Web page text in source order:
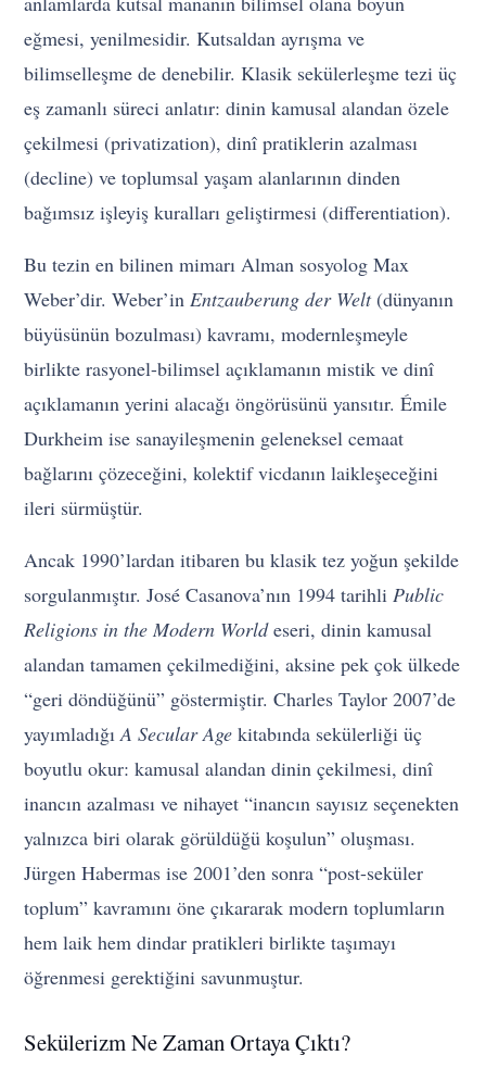
eğmesi, yenilmesidir. Kutsaldan ayrışma ve
bilimselleşme de denebilir. Klasik sekülerleşme tezi üç
eş zamanlı süreci anlatır: dinin kamusal alandan özele
çekilmesi (privatization), dinî pratiklerin azalması
(decline) ve toplumsal yaşam alanlarının dinden
bağımsız işleyiş kuralları geliştirmesi (differentiation).
Bu tezin en bilinen mimarı Alman sosyolog Max
Weber’dir. Weber’inEntzauberung der Welt(dünyanın
büyüsünün bozulması) kavramı, modernleşmeyle
birlikte rasyonel-bilimsel açıklamanın mistik ve dinî
açıklamanın yerini alacağı öngörüsünü yansıtır. Émile
Durkheim ise sanayileşmenin geleneksel cemaat
bağlarını çözeceğini, kolektif vicdanın laikleşeceğini
ileri sürmüştür.
Ancak 1990’lardan itibaren bu klasik tez yoğun şekilde
sorgulanmıştır. José Casanova’nın 1994 tarihliPublic
Religions in the Modern Worldeseri, dinin kamusal
alandan tamamen çekilmediğini, aksine pek çok ülkede
“geri döndüğünü” göstermiştir. Charles Taylor 2007’de
yayımladığıA Secular Age kitabında sekülerliği üç
boyutlu okur: kamusal alandan dinin çekilmesi, dinî
inancın azalması ve nihayet “inancın sayısız seçenekten
yalnızca biri olarak görüldüğü koşulun” oluşması.
Jürgen Habermas ise 2001’den sonra “post-seküler
toplum” kavramını öne çıkararak modern toplumların
hem laik hem dindar pratikleri birlikte taşımayı
öğrenmesi gerektiğini savunmuştur.
Sekülerizm Ne Zaman Ortaya Çıktı?